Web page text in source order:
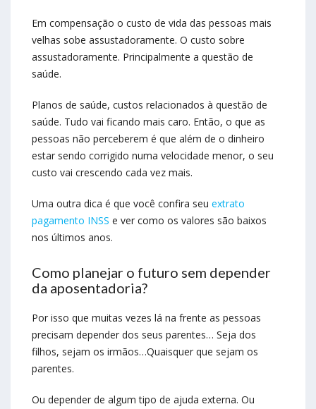
Em compensação o custo de vida das pessoas mais
velhas sobe assustadoramente. O custo sobre
assustadoramente. Principalmente a questão de
saúde.
Planos de saúde, custos relacionados à questão de
saúde. Tudo vai ficando mais caro. Então, o que as
pessoas não perceberem é que além de o dinheiro
estar sendo corrigido numa velocidade menor, o seu
custo vai crescendo cada vez mais.
Uma outra dica é que você confira seu extrato
pagamento INSS e ver como os valores são baixos
nos últimos anos.
Como planejar o futuro sem depender
da aposentadoria?
Por isso que muitas vezes lá na frente as pessoas
precisam depender dos seus parentes… Seja dos
filhos, sejam os irmãos…Quaisquer que sejam os
parentes.
Ou depender de algum tipo de ajuda externa. Ou